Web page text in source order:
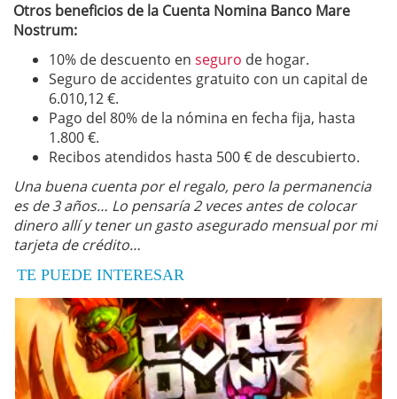
Otros beneficios de la Cuenta Nomina Banco Mare
Nostrum:
10% de descuento en seguro de hogar.
Seguro de accidentes gratuito con un capital de
6.010,12 €.
Pago del 80% de la nómina en fecha fija, hasta
1.800 €.
Recibos atendidos hasta 500 € de descubierto.
Una buena cuenta por el regalo, pero la permanencia
es de 3 años… Lo pensaría 2 veces antes de colocar
dinero allí y tener un gasto asegurado mensual por mi
tarjeta de crédito…
TE PUEDE INTERESAR